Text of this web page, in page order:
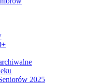
2025